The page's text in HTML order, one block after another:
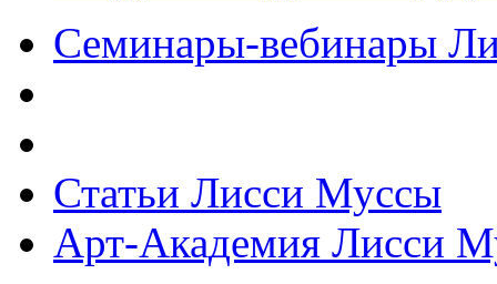
Семинары-вебинары
Статьи Лисси Муссы
Арт-Академия Лисси